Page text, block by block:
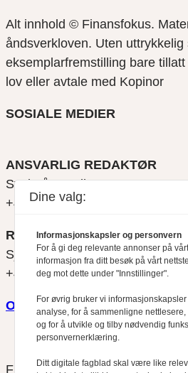
Alt innhold © Finansfokus.
åndsverkloven. Uten uttrykkelig
eksemplarfremstilling bare
lov eller avtale med Kopinor
SOSIALE MEDIER
ANSVARLIG REDAKTØR
Svein Åge Eriksen
+47 900 79 547
REDAKTØR
Sjur Anda
+47 470 34 460
Om oss
Finansfokus arbeider etter
Dine valg:
Informasjonskapsler og personvern
For å gi deg relevante annonser på
informasjon fra ditt besøk på vårt
deg mot dette under "Innstillinger".
For øvrig bruker vi
analyse, for å sammenligne
og for å utvikle og tilby nødvendig
personvernerklæring.
Ditt digitale fagblad skal være like